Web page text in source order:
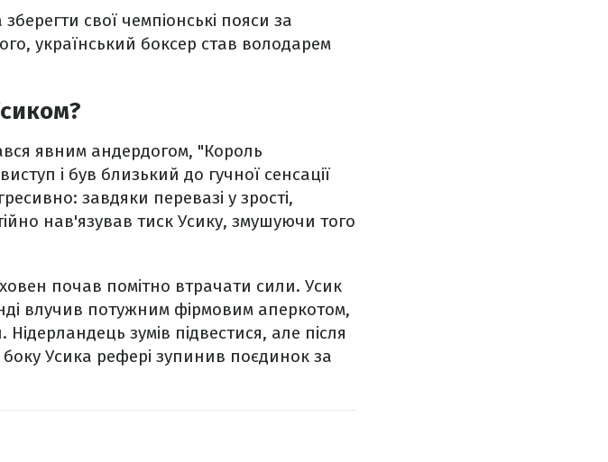
свої чемпіонські пояси за
український боксер став володарем
явним андердогом, "Король
і був близький до гучної сенсації
завдяки перевазі у зрості,
нав'язував тиск Усику, змушуючи того
почав помітно втрачати сили. Усик
влучив потужним фірмовим аперкотом,
зумів підвестися, але після
боку Усика рефері зупинив поєдинок за